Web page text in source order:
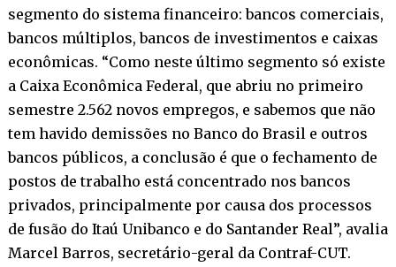
segmento do sistema financeiro: bancos comerciais,
bancos múltiplos, bancos de investimentos e caixas
econômicas. “Como neste último segmento só existe
a Caixa Econômica Federal, que abriu no primeiro
semestre 2.562 novos empregos, e sabemos que não
tem havido demissões no Banco do Brasil e outros
bancos públicos, a conclusão é que o fechamento de
postos de trabalho está concentrado nos bancos
privados, principalmente por causa dos processos
de fusão do Itaú Unibanco e do Santander Real”, avalia
Marcel Barros, secretário-geral da Contraf-CUT.